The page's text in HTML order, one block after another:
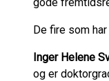
De fire som
Inger Helene
og er